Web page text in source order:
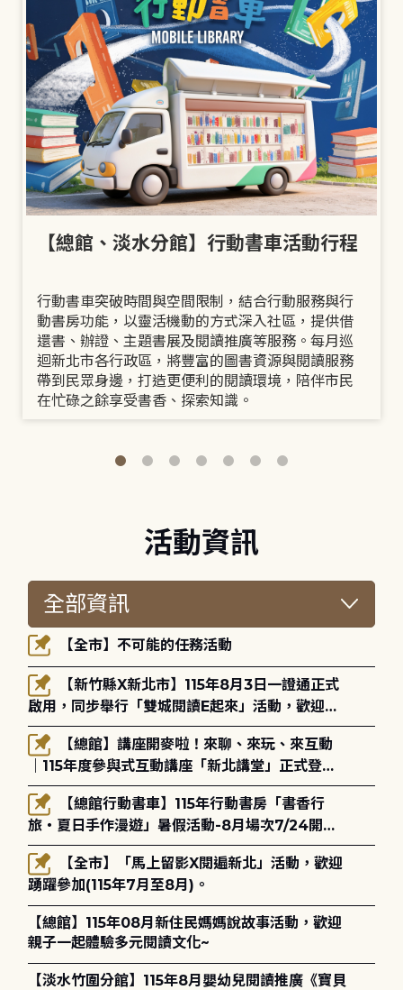
【總館、淡水分館】行動書車活動行程
行動書車突破時間與空間限制，結合行動服務與行
動書房功能，以靈活機動的方式深入社區，提供借
還書、辦證、主題書展及閱讀推廣等服務。每月巡
迴新北市各行政區，將豐富的圖書資源與閱讀服務
帶到民眾身邊，打造更便利的閱讀環境，陪伴市民
在忙碌之餘享受書香、探索知識。
活動資訊
【全市】不可能的任務活動
啟用，同步舉行「雙城閱讀E起來」活動，歡迎踴
躍參加(115年8月3日至10月4日)。
｜115年度參與式互動講座「新北講堂」正式登
場！
旅・夏日手作漫遊」暑假活動-8月場次7/24開始
報名
踴躍參加(115年7月至8月)。
【總館】115年08月新住民媽媽說故事活動，歡迎
親子一起體驗多元閱讀文化~
【淡水竹圍分館】115年8月嬰幼兒閱讀推廣《寶貝